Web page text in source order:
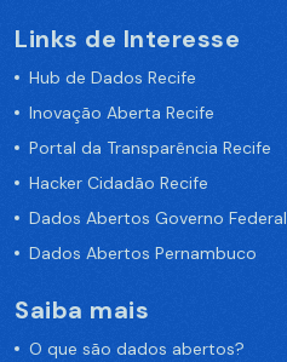
Links de Interesse
Hub de Dados Recife
Inovação Aberta Recife
Portal da Transparência Recife
Hacker Cidadão Recife
Dados Abertos Governo Federal
Dados Abertos Pernambuco
Saiba mais
O que são dados abertos?